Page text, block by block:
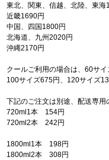
東北、関東、信越、北陸、東海
近畿1690円
中国、四国1800円
北海道、九州2020円
沖縄2170円
クールご利用の場合は、60サ
100サイズ675円、120サイズ
下記のご注文は別途、配送専
720ml1本 154円
720ml2本 242円
1800ml1本 198円
1800ml2本 308円